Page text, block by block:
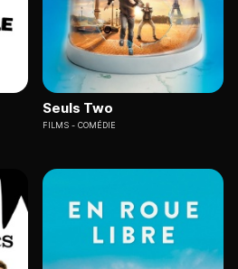
Seuls Two
FILMS COMÉDIE